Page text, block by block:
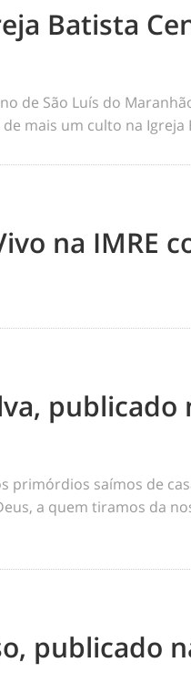
Batista
de São Luís do
mais um culto na Igreja
na IMRE
publicado
primórdios saímos de
a quem tiramos da
publicado